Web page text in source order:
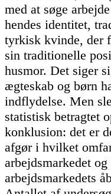
med at søge
hendes identitet,
tyrkisk kvinde, der
sin traditionelle
husmor. Det siger
ægteskab og børn
indflydelse. Men
statistisk betragtet
konklusion: det er
afgør i hvilket
arbejdsmarkedet
arbejdsmarkedets